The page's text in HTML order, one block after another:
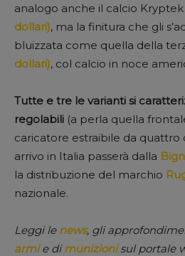
analogo anche il calcio
dollari), ma la finitura che gli
bluizzata come quella della
dollari), col calcio in noce
Tutte e tre le varianti si
regolabili (a perla quella
caricatore estraibile da quattro
arrivo in Italia passerà dalla
la distribuzione del marchio
nazionale.
Leggi le news, gli
armie dimunizioni sul portale